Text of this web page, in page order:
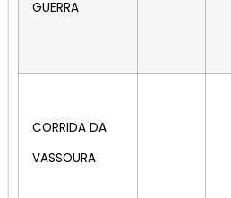
GUERRA
CORRIDA DA
VASSOURA